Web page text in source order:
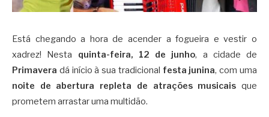
Está chegando a hora de acender a fogueira e vestir o
xadrez! Nesta quinta-feira, 12 de junho, a cidade de
Primavera dá início à sua tradicional festa junina, com uma
noite de abertura repleta de atrações musicais que
prometem arrastar uma multidão.